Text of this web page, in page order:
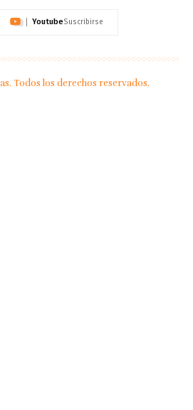
YoutubeSuscribirse
Todos los derechos reservados.